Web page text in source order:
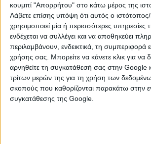
κουμπί "Απορρήτου" στο κάτω μέρος της
Λάβετε επίσης υπόψη ότι αυτός ο
χρησιμοποιεί μία ή περισσότερες υπηρεσίες
ενδέχεται να συλλέγει και να αποθηκεύει
περιλαμβάνουν, ενδεικτικά, τη συμπεριφορά
χρήσης σας. Μπορείτε να κάνετε κλικ για να
αρνηθείτε τη συγκατάθεσή σας στην Google
τρίτων μερών της για τη χρήση των
σκοπούς που καθορίζονται παρακάτω στην
συγκατάθεσης της Google.